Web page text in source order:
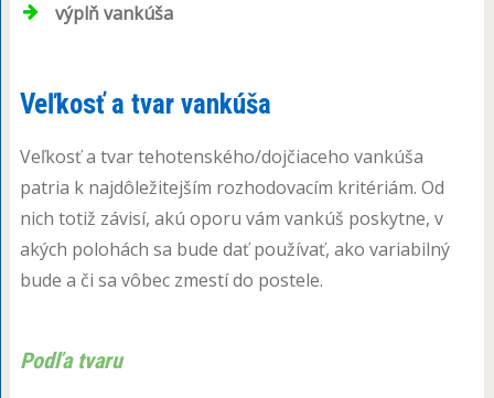
výplň vankúša
Veľkosť a tvar vankúša
Veľkosť a tvar tehotenského/dojčiaceho vankúša
patria k najdôležitejším rozhodovacím kritériám. Od
nich totiž závisí, akú oporu vám vankúš poskytne, v
akých polohách sa bude dať používať, ako variabilný
bude a či sa vôbec zmestí do postele.
Podľa tvaru